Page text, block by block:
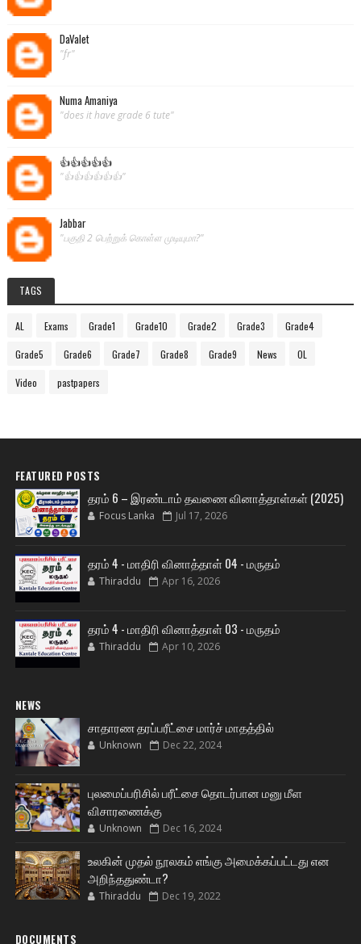
DaValet
"fr"
Numa Amaniya
"does it have grade 6 tute"
👍👍👍👍👍
"👍👍👍👍👍👍"
Jabbar
"பகுதி 2 பெற்றுக் கொள்ள முடியுமா?"
TAGS
AL Exams Grade1 Grade10 Grade2 Grade3 Grade4
Grade5 Grade6 Grade7 Grade8 Grade9 News OL
Video pastpapers
FEATURED POSTS
தரம் 6 – இரண்டாம் தவணை வினாத்தாள்கள் (2025)
Focus Lanka Jul 17, 2026
தரம் 4 - மாதிரி வினாத்தாள் 04 - மருதம்
Thiraddu Apr 16, 2026
தரம் 4 - மாதிரி வினாத்தாள் 03 - மருதம்
Thiraddu Apr 10, 2026
NEWS
சாதாரண தரப்பரீட்சை மார்ச் மாதத்தில்
Unknown Dec 22, 2024
புலமைப்பரிசில் பரீட்சை தொடர்பான மனு மீள
விசாரணைக்கு
Unknown Dec 16, 2024
உலகின் முதல் நூலகம் எங்கு அமைக்கப்பட்டது என
அறிந்ததுண்டா?
Thiraddu Dec 19, 2022
DOCUMENTS